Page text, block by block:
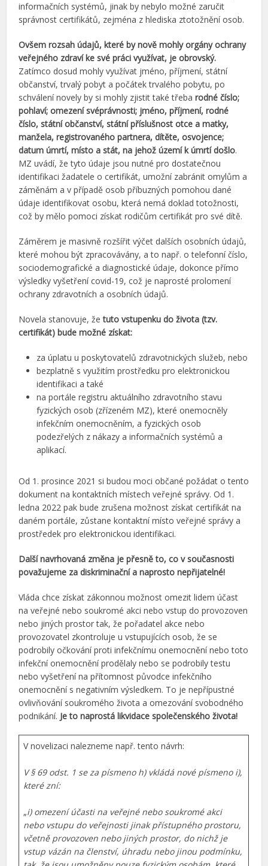
informačních systémů, jinak by nebylo možné zaručit
správnost certifikátů, zejména z hlediska ztotožnění osob.
Ovšem rozsah údajů, které by nově mohly orgány ochrany
veřejného zdraví ke své práci využívat, je obrovský.
Zatímco dosud mohly využívat jméno, příjmení, státní
občanství, trvalý pobyt a počátek trvalého pobytu, po
schválení novely by si mohly zjistit také třebarodné číslo;
pohlaví; omezení svéprávnosti; jméno, příjmení, rodné
číslo, státní občanství, státní příslušnost otce a matky,
manžela, registrovaného partnera, dítěte, osvojence;
datum úmrtí, místo a stát, na jehož území k úmrtí došlo.
MZ uvádí, že tyto údaje jsou nutné pro dostatečnou
identifikaci žadatele o certifikát, umožní zabránit omylům a
záměnám a v případě osob příbuzných pomohou dané
údaje identifikovat osobu, která nemá doklad totožnosti,
což by mělo pomoci získat rodičům certifikát pro své dítě.
Záměrem je masivně rozšířit výčet dalších osobních údajů,
které mohou být zpracovávány, a to např. o telefonní číslo,
sociodemografické a diagnostické údaje, dokonce přímo
výsledky vyšetření covid-19, což je naprosté prolomení
ochrany zdravotních a osobních údajů.
Novela stanovuje, žetuto vstupenku do života (tzv.
certifikát) bude možné získat:
za úplatu u poskytovatelů zdravotnických služeb, nebo
bezplatně s využitím prostředku pro elektronickou
identifikaci a také
na portále registru aktuálního zdravotního stavu
fyzických osob (zřízeném MZ), které onemocněly
infekčním onemocněním, a fyzických osob
podezřelých z nákazy a informačních systémů a
aplikací.
Od 1. prosince 2021 si budou moci občané požádat o tento
dokument na kontaktních místech veřejné správy. Od 1.
ledna 2022 pak bude zrušena možnost získat certifikát na
daném portále, zůstane kontaktní místo veřejné správy a
prostředek pro elektronickou identifikaci.
Další navrhovaná změna je přesně to, co v současnosti
považujeme za diskriminační a naprosto nepřijatelné!
Vláda chce získat zákonnou možnost omezit lidem účast
na veřejné nebo soukromé akci nebo vstup do provozoven
nebo jiných prostor tak, že pořadatel akce nebo
provozovatel zkontroluje u vstupujících osob, že se
podrobily očkování proti infekčnímu onemocnění nebo toto
infekční onemocnění prodělaly nebo se podrobily testu
nebo vyšetření na přítomnost původce infekčního
onemocnění s negativním výsledkem. To je nepřípustné
ovlivňování soukromého života a omezování svobodného
podnikání. Je to naprostá likvidace společenského života!
V novelizaci nalezneme např. tento návrh:
V § 69 odst. 1 se za písmeno h) vkládá nové písmeno i),
které zní:
„i) omezení účasti na veřejné nebo soukromé akci
nebo vstupu do veřejnosti jinak přístupného prostoru,
včetně provozoven nebo jiných prostor, do nichž je
vstup vázán na členství, úhradu nebo jinou podmínku,